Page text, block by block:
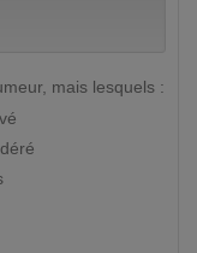
mais lesquels :